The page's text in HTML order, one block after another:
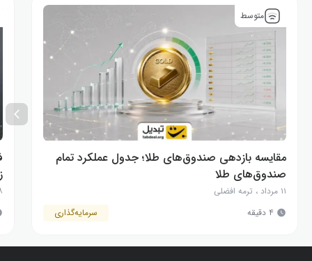
متوسط
مقایسه بازدهی صندوق‌های طلا؛ جدول عملکرد تمام
صندوق‌های طلا
۱۱ مرداد ، ترمه افضلی
۴ دقیقه
سرمایه‌گذاری
۸